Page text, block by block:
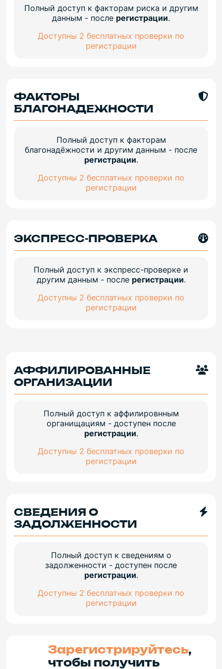
Полный доступ к факторам риска и другим
данным - после регистрации.
Доступны 2 бесплатных проверки по
регистрации
ФАКТОРЫ
БЛАГОНАДЕЖНОСТИ
Полный доступ к факторам
благонадёжности и другим данным - после
регистрации.
Доступны 2 бесплатных проверки по
регистрации
ЭКСПРЕСС-ПРОВЕРКА
Полный доступ к экспресс-проверке и
другим данным - после регистрации.
Доступны 2 бесплатных проверки по
регистрации
АФФИЛИРОВАННЫЕ
ОРГАНИЗАЦИИ
Полный доступ к аффилировнным
органищациям - доступен после
регистрации.
Доступны 2 бесплатных проверки по
регистрации
СВЕДЕНИЯ О
ЗАДОЛЖЕННОСТИ
Полный доступ к сведениям о
задолженности - доступен после
регистрации.
Доступны 2 бесплатных проверки по
регистрации
Зарегистрируйтесь,
чтобы получить